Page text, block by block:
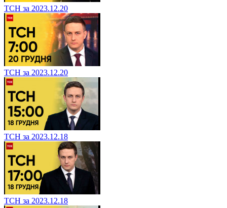
ТСН за 2023.12.20
ТСН за 2023.12.20
ТСН за 2023.12.18
ТСН за 2023.12.18